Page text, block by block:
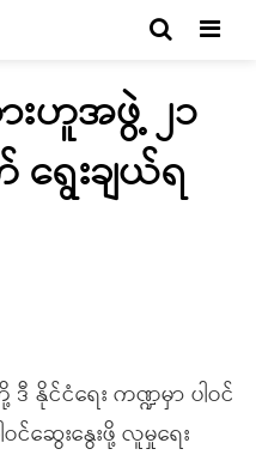
းဟူအဖွဲ့ ၂၁
ေးချယ်ရ
င်ငံရေး ကဏ္ဍမှာ ပါဝင်
င်ဆွေးနွေးဖို့ လူမှုရေး